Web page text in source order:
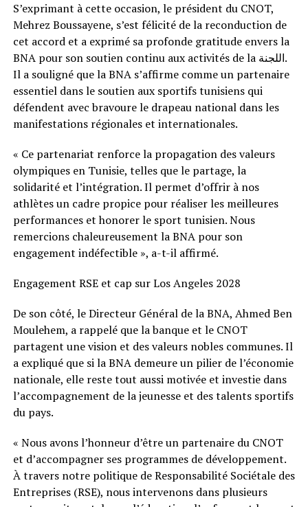
S’exprimant à cette occasion, le président du CNOT,
Mehrez Boussayene, s’est félicité de la reconduction de
cet accord et a exprimé sa profonde gratitude envers la
BNA pour son soutien continu aux activités de la اللجنة.
Il a souligné que la BNA s’affirme comme un partenaire
essentiel dans le soutien aux sportifs tunisiens qui
défendent avec bravoure le drapeau national dans les
manifestations régionales et internationales.
« Ce partenariat renforce la propagation des valeurs
olympiques en Tunisie, telles que le partage, la
solidarité et l’intégration. Il permet d’offrir à nos
athlètes un cadre propice pour réaliser les meilleures
performances et honorer le sport tunisien. Nous
remercions chaleureusement la BNA pour son
engagement indéfectible », a-t-il affirmé.
Engagement RSE et cap sur Los Angeles 2028
De son côté, le Directeur Général de la BNA, Ahmed Ben
Moulehem, a rappelé que la banque et le CNOT
partagent une vision et des valeurs nobles communes. Il
a expliqué que si la BNA demeure un pilier de l’économie
nationale, elle reste tout aussi motivée et investie dans
l’accompagnement de la jeunesse et des talents sportifs
du pays.
« Nous avons l’honneur d’être un partenaire du CNOT
et d’accompagner ses programmes de développement.
À travers notre politique de Responsabilité Sociétale des
Entreprises (RSE), nous intervenons dans plusieurs